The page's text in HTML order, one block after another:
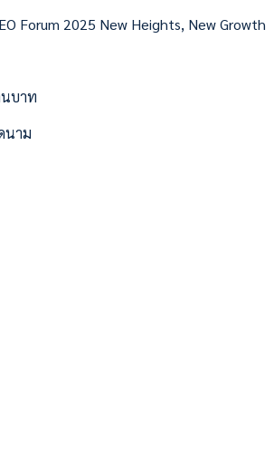
Forum 2025 New Heights, New Growth
บาท
นาม